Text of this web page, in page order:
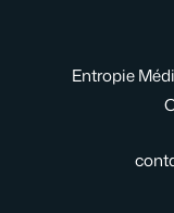
Entropie